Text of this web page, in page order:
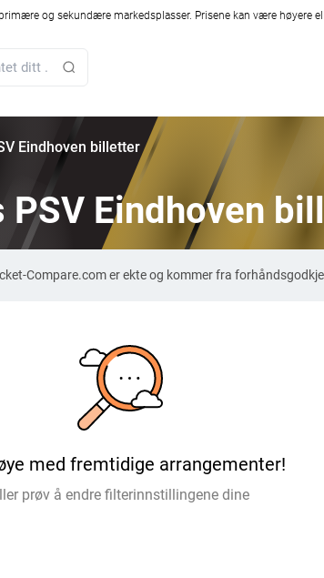
og sekundære markedsplasser. Prisene kan være høyere
Eindhoven billetter
PSV Eindhoven
Compare.com er ekte og kommer fra
med fremtidige arrangementer!
prøv å endre filterinnstillingene dine